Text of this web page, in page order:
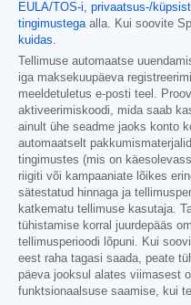
EULA/TOS-i, privaatsus-/
tingimustegaalla. Kui soovite
kuidas.
Tellimuse automaatse
iga maksekuupäeva
meeldetuletus e-posti teel.
aktiveerimiskoodi, mida saab
ainult ühe seadme jaoks konto
automaatselt
tingimustes (mis on
riigiti või kampaaniate lõikes
sätestatud hinnaga ja
katkematu tellimuse kasutaja.
tühistamise korral juurdepääs
tellimusperioodi lõpuni. Kui
eest raha tagasi saada, peate
päeva jooksul alates viimasest
funktsionaalsuse saamise, kui